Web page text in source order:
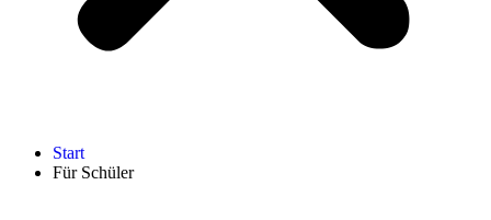
Start
Für Schüler